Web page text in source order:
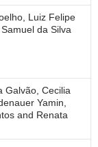
Luiz Felipe
da Silva
Galvão, Cecilia
Yamin,
and Renata